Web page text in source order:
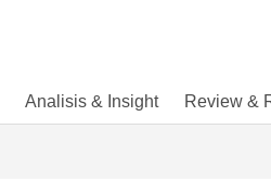
Analisis & Insight Review &